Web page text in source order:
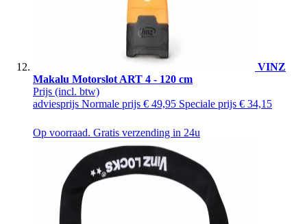
VINZ
Makalu Motorslot ART 4 - 120 cm
Prijs (incl. btw)
adviesprijs Normale prijs € 49,95 Speciale prijs € 34,15
Op voorraad. Gratis verzending in 24u